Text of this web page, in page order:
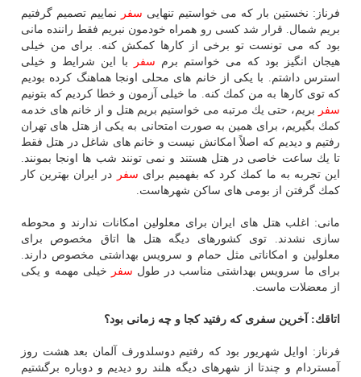
فرناز: نخستین بار كه می خواستیم تنهایی سفر
نماییم تصمیم گرفتیم
بریم شمال. قرار شد كسی رو همراه خودمون نبریم فقط راننده مانی
بود كه می تونست تو برخی از كارها كمكش كنه. برای من خیلی
هیجان انگیز بود كه می خواستم برم سفر
با این شرایط و خیلی
استرس داشتم. با یكی از خانم های محلی اونجا هماهنگ كرده بودیم
كه توی كارها به من كمك كنه. ما خیلی آزمون و خطا كردیم كه بتونیم
سفر بریم، حتی یك مرتبه می خواستیم بریم هتل و از خانم های خدمه
كمك بگیریم، برای همین به صورت امتحانی به یكی از هتل های تهران
رفتیم و دیدیم كه اصلاً امكانش نیست و خانم های شاغل در هتل فقط
تا یك ساعت خاصی در هتل هستند و نمی تونند شب ها اونجا بمونند.
این تجربه به ما كمك كرد كه بفهمیم برای سفر
در ایران بهترین كار
كمك گرفتن از بومی های ساكن شهرهاست.
مانی: اغلب هتل های ایران برای معلولین امكانات ندارند و محوطه
سازی نشدند. توی كشورهای دیگه هتل ها اتاق مخصوص برای
معلولین و امكاناتی مثل حمام و سرویس بهداشتی مخصوص دارند.
برای ما سرویس بهداشتی مناسب در طول سفر
خیلی مهمه و یكی
از معضلات ماست.
اتاقك: آخرین سفری كه رفتید كجا و چه زمانی بود؟
فرناز: اوایل شهریور بود كه رفتیم دوسلدورف آلمان بعد هشت روز
آمستردام و چندتا از شهرهای دیگه هلند رو دیدیم و دوباره برگشتیم